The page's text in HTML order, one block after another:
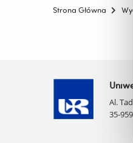
Strona Główna
Al.
35-959